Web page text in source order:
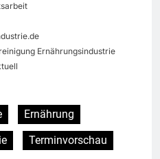
Ernährungsindustrie
Ernährung
Terminvorschau